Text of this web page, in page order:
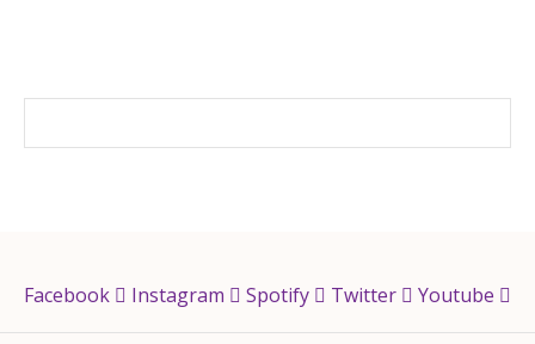
Facebook Instagram Spotify Twitter Youtube